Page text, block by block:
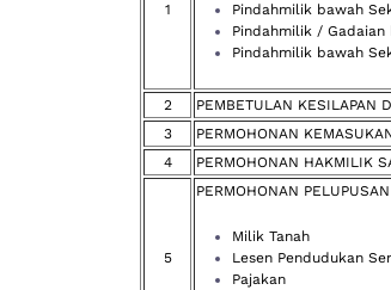
1
Pindahmilik bawah
Pindahmilik / Gadaian
Pindahmilik bawah
2 PEMBETULAN KESILAPAN
3
PERMOHONAN
4
PERMOHONAN HAKMILIK
5
PERMOHONAN
Milik Tanah
Lesen Pendudukan
Pajakan